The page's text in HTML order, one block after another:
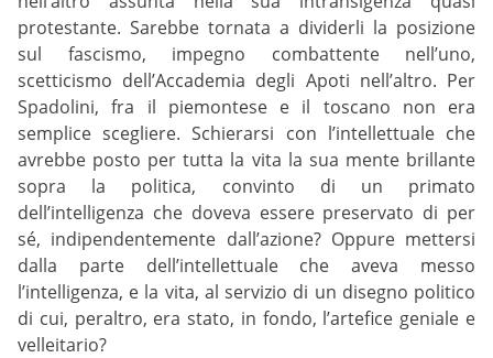
protestante. Sarebbe tornata a dividerli la posizione
sul fascismo, impegno combattente nell’uno,
scetticismo dell’Accademia degli Apoti nell’altro. Per
Spadolini, fra il piemontese e il toscano non era
semplice scegliere. Schierarsi con l’intellettuale che
avrebbe posto per tutta la vita la sua mente brillante
sopra la politica, convinto di un primato
dell’intelligenza che doveva essere preservato di per
sé, indipendentemente dall’azione? Oppure mettersi
dalla parte dell’intellettuale che aveva messo
l’intelligenza, e la vita, al servizio di un disegno politico
di cui, peraltro, era stato, in fondo, l’artefice geniale e
velleitario?